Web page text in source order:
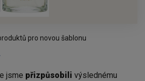
pro novou šablonu
jsme přizpůsobili výslednému